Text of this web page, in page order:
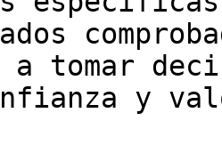
tomar
y